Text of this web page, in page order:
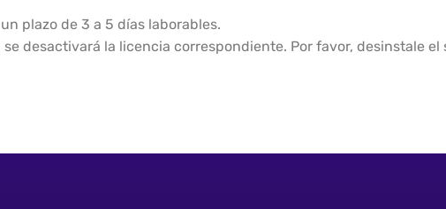
plazo de 3 a 5 días laborables.
se desactivará la licencia correspondiente. Por favor, desinstale